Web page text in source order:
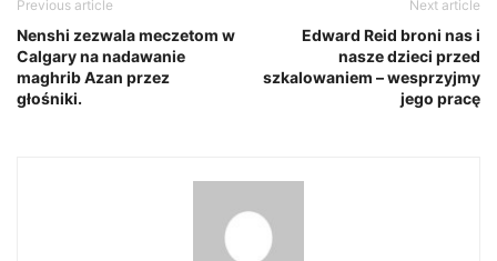
Previous article
Nenshi zezwala meczetom w
Calgary na nadawanie
maghrib Azan przez
głośniki.
Next article
Edward Reid broni nas i
nasze dzieci przed
szkalowaniem – wesprzyjmy
jego pracę